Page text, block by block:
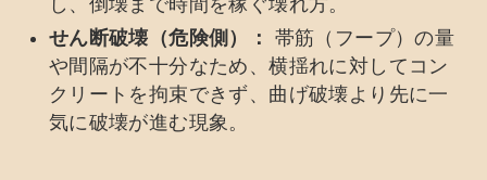
し、倒壊まで時間を稼ぐ壊れ方。
せん断破壊（危険側）：
帯筋（フープ）の量
や間隔が不十分なため、横揺れに対してコン
クリートを拘束できず、曲げ破壊より先に一
気に破壊が進む現象。